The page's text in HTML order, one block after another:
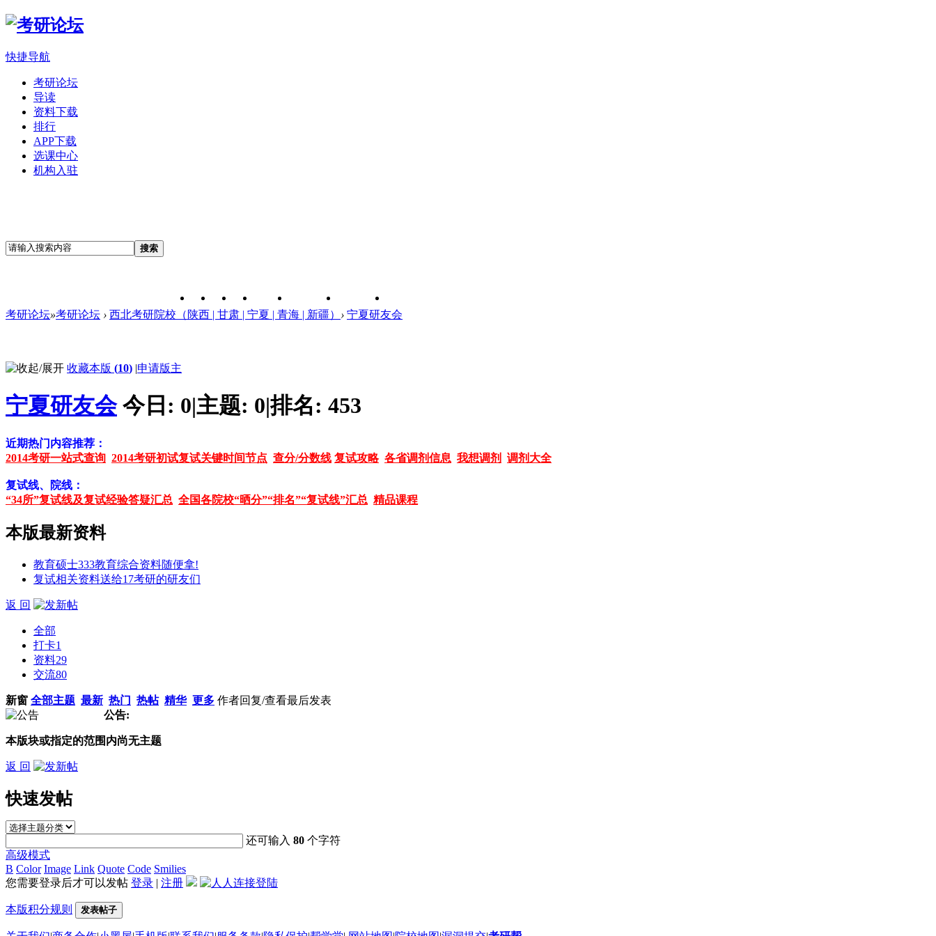
快捷导航
考研论坛
导读
资料下载
排行
APP下载
选课中心
机构入驻
搜索
考研论坛»考研论坛 › 西北考研院校（陕西 | 甘肃 | 宁夏 | 青海 | 新疆） › 宁夏研友会
收藏本版 (10) |申请版主
宁夏研友会 今日: 0|主题: 0|排名: 453
近期热门内容推荐：
2014考研一站式查询 2014考研初试复试关键时间节点 查分/分数线 复试攻略 各省调剂信息 我想调剂 调剂大全
复试线、院线：
“34所”复试线及复试经验答疑汇总 全国各院校“晒分”“排名”“复试线”汇总 精品课程
本版最新资料
教育硕士333教育综合资料随便拿!
复试相关资料送给17考研的研友们
返 回
全部
打卡1
资料29
交流80
新窗 全部主题 最新 热门 热帖 精华 更多 作者回复/查看最后发表
公告:
本版块或指定的范围内尚无主题
返 回
快速发帖
还可输入80 个字符
高级模式
B Color Image Link Quote Code Smilies
您需要登录后才可以发帖 登录 | 注册
本版积分规则 发表帖子